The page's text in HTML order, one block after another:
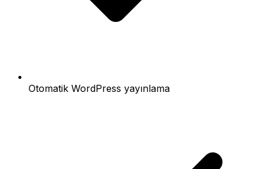
Otomatik WordPress yayınlama